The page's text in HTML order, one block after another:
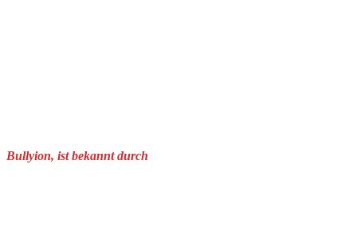
Bullyion, ist bekannt durch